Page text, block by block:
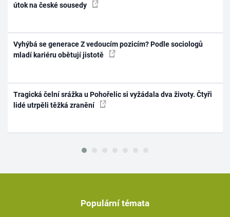
útok na české sousedy
Vyhýbá se generace Z vedoucím pozicím? Podle sociologů
mladí kariéru obětují jistotě
Tragická čelní srážka u Pohořelic si vyžádala dva životy. Čtyři
lidé utrpěli těžká zranění
Populární témata